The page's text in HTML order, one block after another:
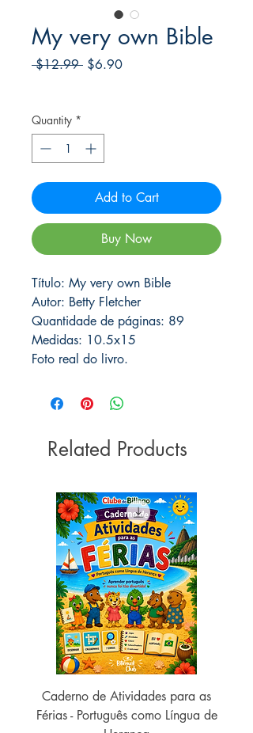
My very own Bible
$12.99 Regular
$6.90Sale
Quantity *
Add to Cart
Buy Now
Título: My very own Bible
Autor: Betty Fletcher
Quantidade de páginas: 89
Medidas: 10.5x15
Foto real do livro.
Related Products
Caderno de Atividades para as
Férias - Português como Língua de